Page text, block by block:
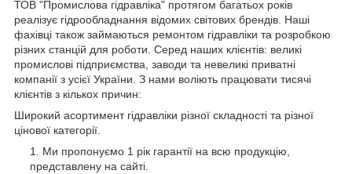
ТОВ "Промислова гідравліка" протягом багатьох років
реалізує гідрообладнання відомих світових брендів. Наші
фахівці також займаються ремонтом гідравліки та розробкою
різних станцій для роботи. Серед наших клієнтів: великі
промислові підприємства, заводи та невеликі приватні
компанії з усієї України. З нами воліють працювати тисячі
клієнтів з кількох причин:
Широкий асортимент гідравліки різної складності та різної
цінової категорії.
Ми пропонуємо 1 рік гарантії на всю продукцію,
представлену на сайті.